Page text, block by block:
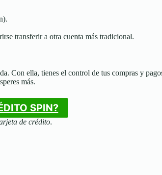
transferir a otra cuenta más tradicional.
Con ella, tienes el control de tus compras y
más.
SPIN?
de crédito.